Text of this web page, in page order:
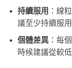
持續服用 ：線
議至少持續服
個體差異：每
時候建議從較